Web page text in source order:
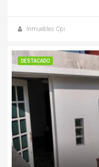
Inmuebles Cpi
DESTACADO